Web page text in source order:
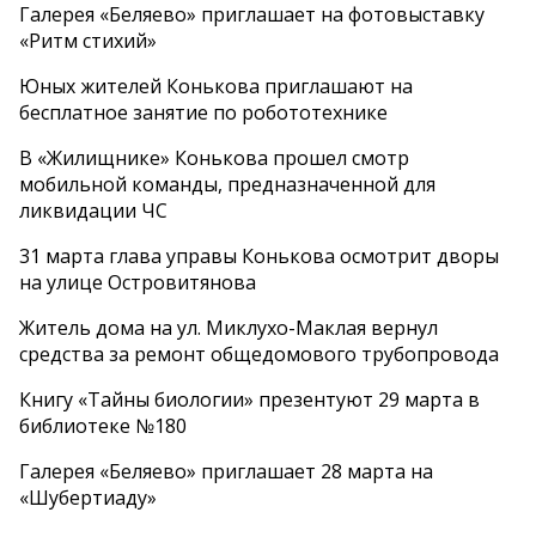
Галерея «Беляево» приглашает на фотовыставку
«Ритм стихий»
Юных жителей Конькова приглашают на
бесплатное занятие по робототехнике
В «Жилищнике» Конькова прошел смотр
мобильной команды, предназначенной для
ликвидации ЧС
31 марта глава управы Конькова осмотрит дворы
на улице Островитянова
Житель дома на ул. Миклухо-Маклая вернул
средства за ремонт общедомового трубопровода
Книгу «Тайны биологии» презентуют 29 марта в
библиотеке №180
Галерея «Беляево» приглашает 28 марта на
«Шубертиаду»